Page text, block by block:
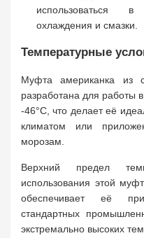
использоваться в
охлаждения и смазки.
Температурные
Муфта американка из
разработана для работы
-46°C, что делает её
климатом или
морозам.
Верхний предел
использования этой
обеспечивает её
стандартных
экстремально высоких